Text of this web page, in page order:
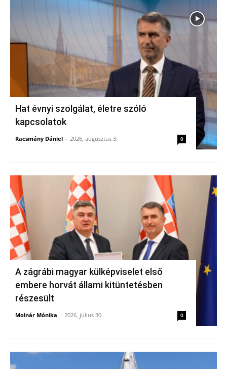
Hat évnyi szolgálat, életre szóló
kapcsolatok
Racsmány Dániel - 2026, augusztus 3. 0
A zágrábi magyar külképviselet első
embere horvát állami kitüntetésben
részesült
Molnár Mónika - 2026, július 30. 0